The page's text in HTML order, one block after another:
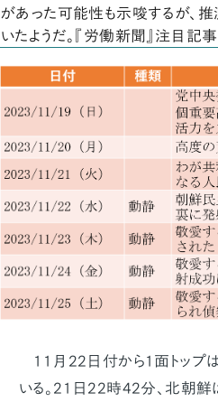
があった可能性も示唆するが、推
いたようだ。『労働新聞』注目記
11月22日付から1面トップ
いる。21日22時42分、北朝